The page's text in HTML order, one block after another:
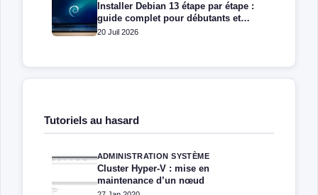
Installer Debian 13 étape par étape :
guide complet pour débutants et
administrateurs
20 Juil 2026
Tutoriels au hasard
ADMINISTRATION SYSTÈME
Cluster Hyper-V : mise en
maintenance d’un nœud